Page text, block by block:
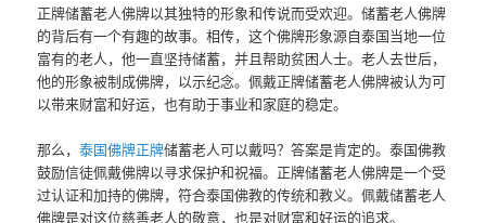
正牌储蓄老人佛牌以其独特的形象和传说而受欢迎。储蓄老人佛牌
的背后有一个有趣的故事。相传，这个佛牌形象源自泰国当地一位
富有的老人，他一直坚持储蓄，并且帮助贫困人士。老人去世后，
他的形象被制成佛牌，以示纪念。佩戴正牌储蓄老人佛牌被认为可
以带来财富和好运，也有助于事业和家庭的稳定。
那么，泰国佛牌正牌储蓄老人可以戴吗？答案是肯定的。泰国佛教
鼓励信徒佩戴佛牌以寻求保护和祝福。正牌储蓄老人佛牌是一个受
过认证和加持的佛牌，符合泰国佛教的传统和教义。佩戴储蓄老人
佛牌是对这位慈善老人的敬意，也是对财富和好运的追求。